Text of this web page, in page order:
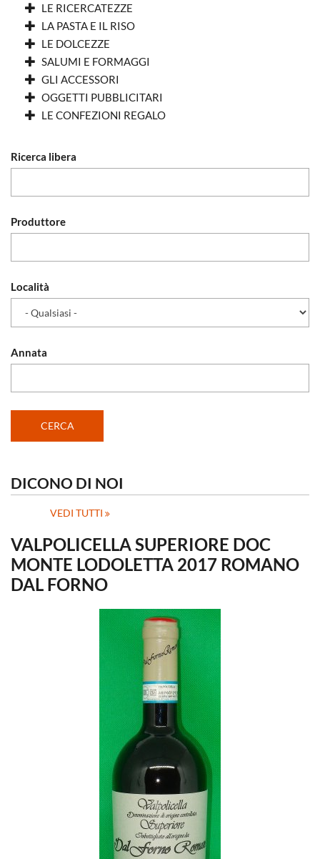
LE RICERCATEZZE
LA PASTA E IL RISO
LE DOLCEZZE
SALUMI E FORMAGGI
GLI ACCESSORI
OGGETTI PUBBLICITARI
LE CONFEZIONI REGALO
Ricerca libera
Produttore
Località
Annata
DICONO DI NOI
VEDI TUTTI
VALPOLICELLA SUPERIORE DOC
MONTE LODOLETTA 2017 ROMANO
DAL FORNO